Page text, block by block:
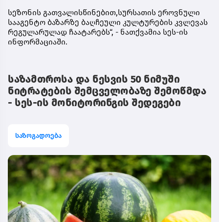
სეზონის გათვალისწინებით,სურსათის ეროვნული
სააგენტო ბაზარზე ბაღჩეული კულტურების კვლევას
რეგულარულად ჩაატარებს“, - ნათქვამია სეს-ის
ინფორმაციაში.
საზამთროსა და ნესვის 50 ნიმუში
ნიტრატების შემცველობაზე შემოწმდა
- სეს-ის მონიტორინგის შედეგები
საზოგადოება